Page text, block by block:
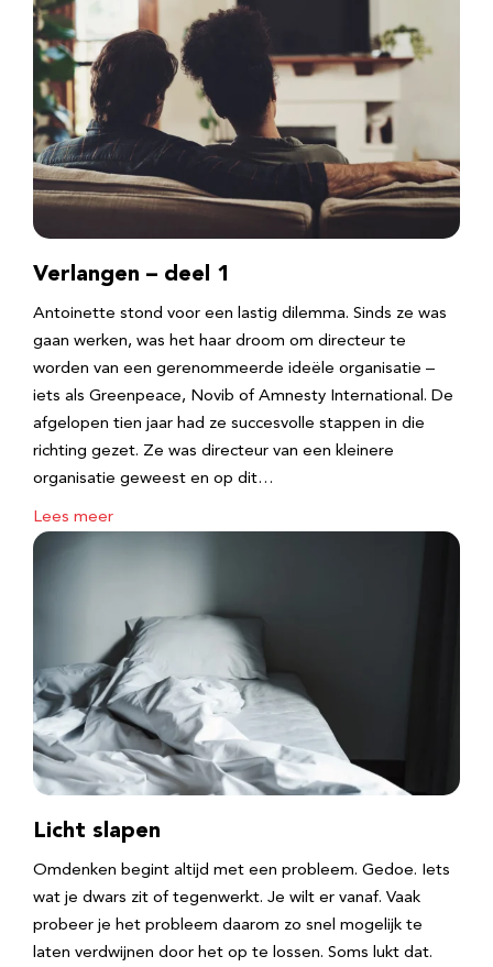
Verlangen – deel 1
Antoinette stond voor een lastig dilemma. Sinds ze was
gaan werken, was het haar droom om directeur te
worden van een gerenommeerde ideële organisatie –
iets als Greenpeace, Novib of Amnesty International. De
afgelopen tien jaar had ze succesvolle stappen in die
richting gezet. Ze was directeur van een kleinere
organisatie geweest en op dit…
Lees meer
Licht slapen
Omdenken begint altijd met een probleem. Gedoe. Iets
wat je dwars zit of tegenwerkt. Je wilt er vanaf. Vaak
probeer je het probleem daarom zo snel mogelijk te
laten verdwijnen door het op te lossen. Soms lukt dat.